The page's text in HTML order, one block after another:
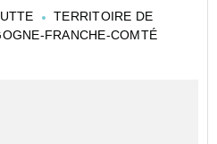
plat de 53 ares 26,
TERRITOIRE DE
FRANCHE-COMTÉ